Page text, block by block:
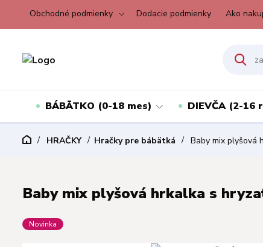
Obchodné podmienky Dodacie podmienky Ako
BÁBÄTKO (0-18 mes) DIEVČA (2-16
HRAČKY Hračky pre bábätká Baby mix plyšová
Baby mix plyšová hrkalka s
Novinka